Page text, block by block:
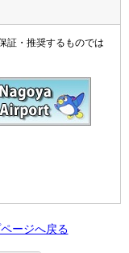
証・推奨するものでは
ページへ戻る